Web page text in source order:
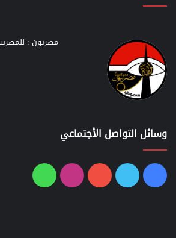
مصريون :
وسائل التواصل الأجتماعي
فيسبوك
تويتر يوتيوبانستقرامواتساب